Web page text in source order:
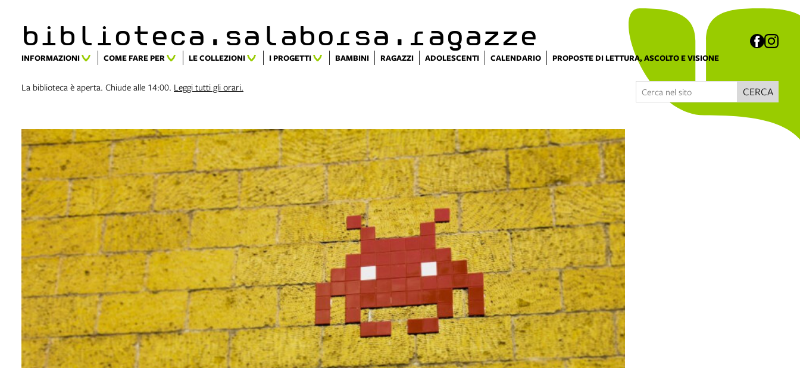
biblioteca.​salaborsa.ragazze
INFORMAZIONI COME FARE PER LE COLLEZIONI I PROGETTI BAMBINI RAGAZZI ADOLESCENTI CALENDARIO PROPOSTE DI LETTURA, ASCOLTO E VISIONE
La biblioteca è aperta. Chiude alle 14:00. Leggi tutti gli orari. CERCA